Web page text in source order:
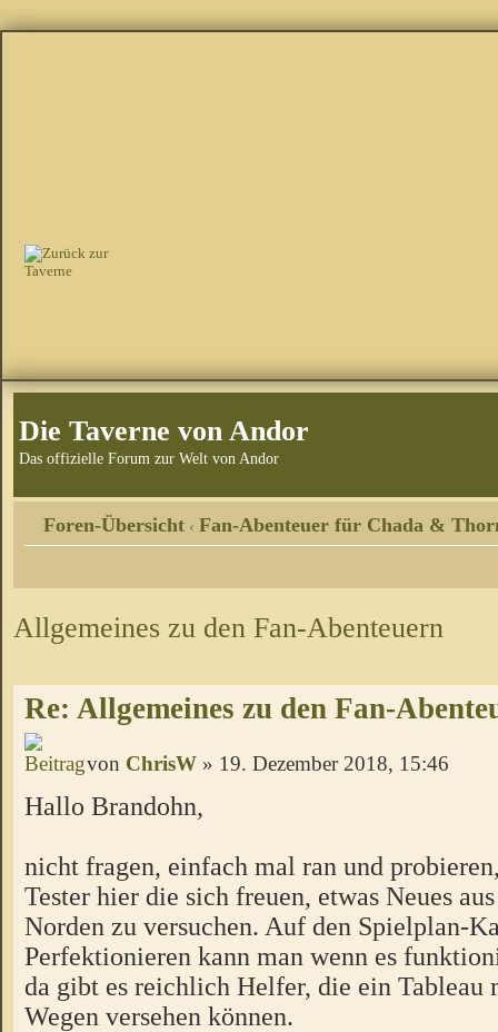
Die Taverne von Andor
Das offizielle Forum zur Welt von Andor
Foren-Übersicht ‹ Fan-Abenteuer für Chada &
Allgemeines zu den Fan-Abenteuern
Re: Allgemeines zu den Fan-
von ChrisW » 19. Dezember 2018, 15:46
Hallo Brandohn,
nicht fragen, einfach mal ran und
Tester hier die sich freuen, etwas Neues
Norden zu versuchen. Auf den Spielplan-
Perfektionieren kann man wenn es
da gibt es reichlich Helfer, die ein Tableau
Wegen versehen können.